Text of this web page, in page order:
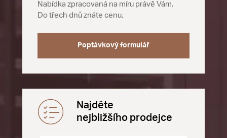
Nabídka zpracovaná na míru právě Vám.
Do třech dnů znáte cenu.
Poptávkový formulář
Najděte
nejbližšího prodejce